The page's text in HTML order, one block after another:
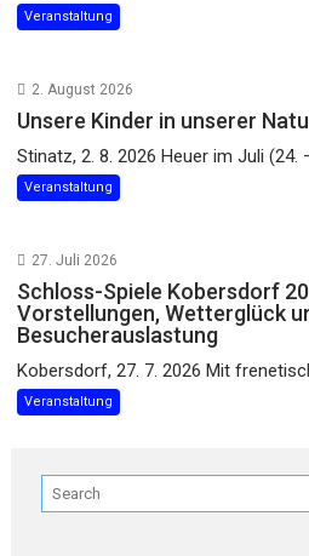
Veranstaltung
2. August 2026
Unsere Kinder in unserer
Stinatz, 2. 8. 2026 Heuer im Juli (24.
Veranstaltung
27. Juli 2026
Schloss-Spiele Kobersdorf
Vorstellungen, Wetterglück
Besucherauslastung
Kobersdorf, 27. 7. 2026 Mit
Veranstaltung